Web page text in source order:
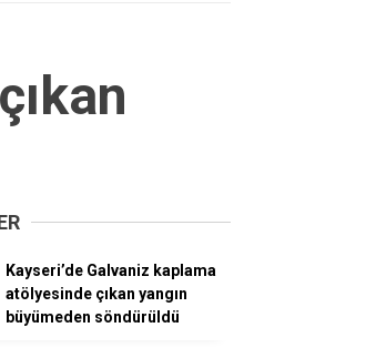
Kayseri’de Galvaniz kaplama
atölyesinde çıkan yangın
büyümeden söndürüldü